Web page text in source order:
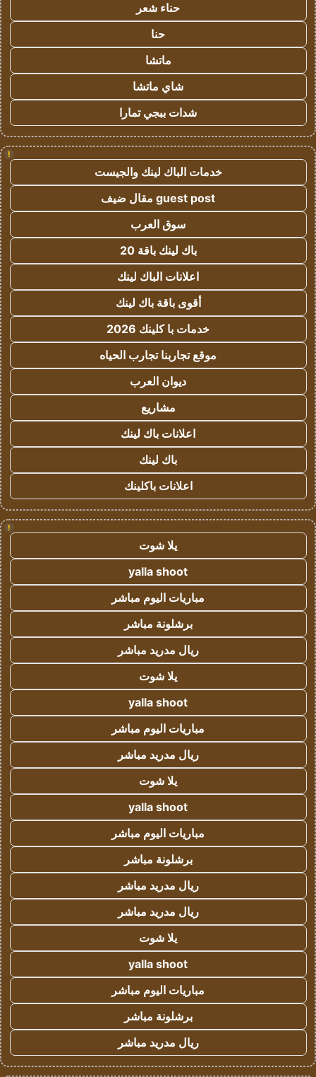
حناء شعر
حنا
ماتشا
شاي ماتشا
شدات ببجي تمارا
!
خدمات الباك لينك والجيست
guest post مقال ضيف
سوق العرب
باك لينك باقة 20
اعلانات الباك لينك
أقوى باقة باك لينك
خدمات با كلينك 2026
موقع تجاربنا تجارب الحياه
ديوان العرب
مشاريع
اعلانات باك لينك
باك لينك
اعلانات باكلينك
!
يلا شوت
yalla shoot
مباريات اليوم مباشر
برشلونة مباشر
ريال مدريد مباشر
يلا شوت
yalla shoot
مباريات اليوم مباشر
ريال مدريد مباشر
يلا شوت
yalla shoot
مباريات اليوم مباشر
برشلونة مباشر
ريال مدريد مباشر
ريال مدريد مباشر
يلا شوت
yalla shoot
مباريات اليوم مباشر
برشلونة مباشر
ريال مدريد مباشر